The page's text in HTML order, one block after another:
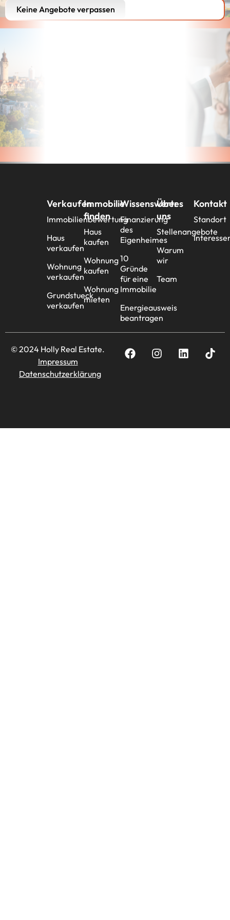
Keine Angebote verpassen
Verkaufen
Immobilienbewertung
Haus
verkaufen
Wohnung
verkaufen
Grundstueck
verkaufen
Immobilie
finden
Haus
kaufen
Wohnung
kaufen
Wohnung
mieten
Wissenswertes
Finanzierung
des
Eigenheimes
10
Gründe
für eine
Immobilie
Energieausweis
beantragen
Über
uns
Stellenangebote
Warum
wir
Team
Kontakt
Standort
© 2024 Holly Real Estate.
Impressum
Datenschutzerklärung